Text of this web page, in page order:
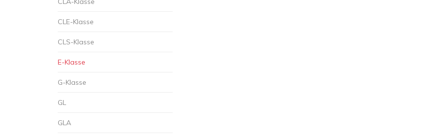
CLE-Klasse
CLS-Klasse
E-Klasse
G-Klasse
GL
GLA